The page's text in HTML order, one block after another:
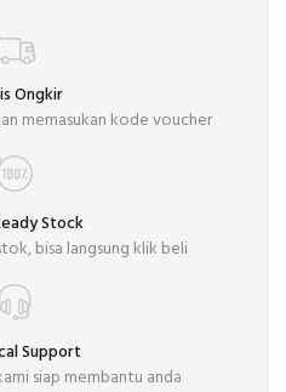
Ongkir
memasukan kode voucher
Stock
bisa langsung klik beli
Support
siap membantu anda